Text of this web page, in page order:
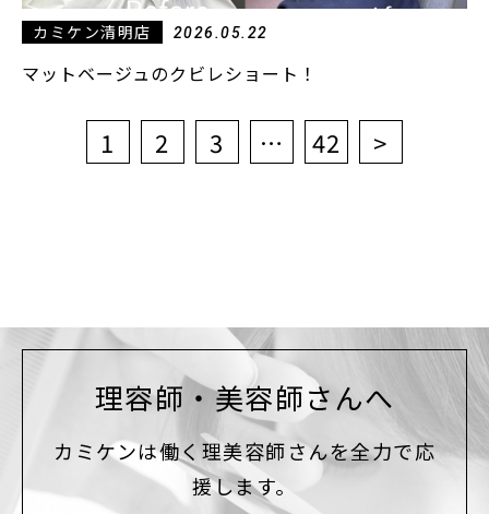
カミケン清明店 2026.05.22
マットベージュのクビレショート！
1 2 3 … 42 >
理容師・美容師さんへ
カミケンは働く理美容師さんを全力で応
援します。